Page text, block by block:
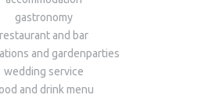
gastronomy
restaurant and bar
and gardenparties
wedding service
and drink menu